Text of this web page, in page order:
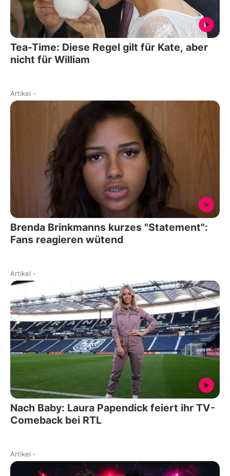
Tea-Time: Diese Regel gilt für Kate, aber
nicht für William
Artikel -
Brenda Brinkmanns kurzes "Statement":
Fans reagieren wütend
Artikel -
Nach Baby: Laura Papendick feiert ihr TV-
Comeback bei RTL
Artikel -